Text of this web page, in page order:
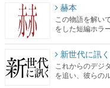
赫本
この物語を解い
をした短編ホラ
新世代に訊く
これからのデジ
を追い、彼らの